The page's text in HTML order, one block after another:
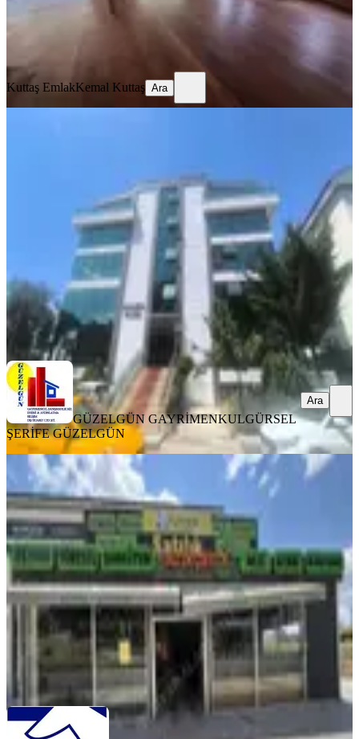
Kuttaş EmlakKemal Kuttaş Ara
Ankara, Çankaya
5+ Oda
251 m² 4. Kat·17.07.2026
135.000 ₺
GÜZELGÜN GAYRİMENKUL GÜRSEL ŞERİFE GÜZELGÜN
GÜZELGÜN GAYRİMENKULGÜRSEL
ŞERİFE GÜZELGÜN
Ara
Turyap'tan Alacaatlı'da Cadde Üzeri
250m2 Kiralık Köşe Dükkan
Ankara, Çankaya
2 Oda ·250 m²· Düz Giriş (Zemin)·09.07.2026
125.000 ₺
TURYAP ALACAATLIUğur Özsoy